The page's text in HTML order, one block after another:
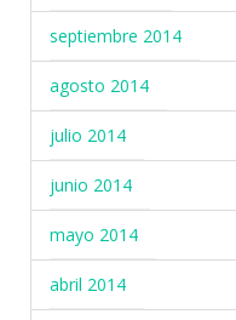
septiembre 2014
agosto 2014
julio 2014
junio 2014
mayo 2014
abril 2014